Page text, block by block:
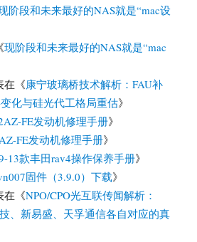
阶段和未来最好的NAS就是“mac设
现阶段和未来最好的NAS就是“mac
在《康宁玻璃桥技术解析：FAU补
化与硅光代工格局重估》
FE发动机修理手册》
FE发动机修理手册》
13款丰田rav4操作保养手册》
固件（3.9.0）下载》
在《NPO/CPO光互联传闻解析：
、新易盛、天孚通信各自对应的真